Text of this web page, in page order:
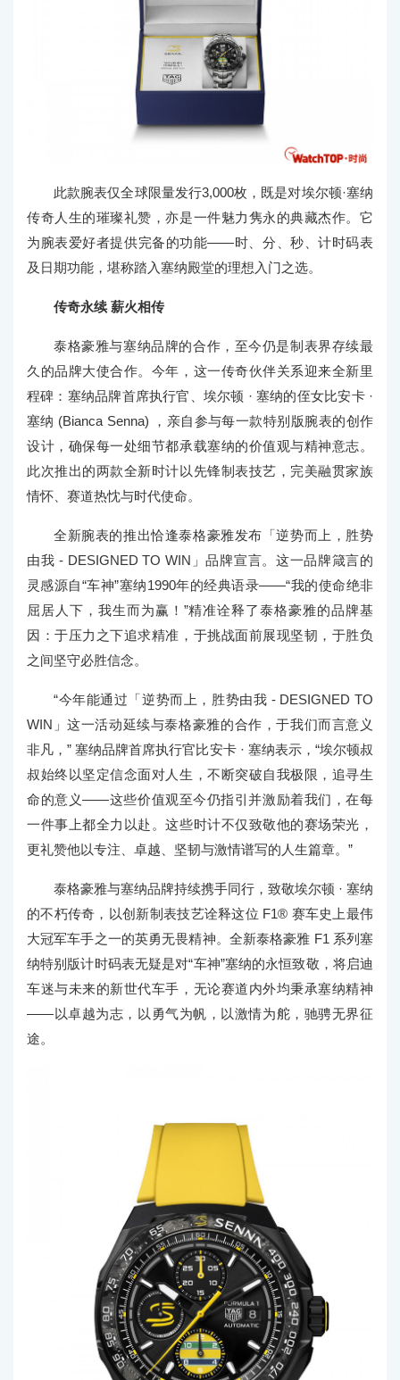
此款腕表仅全球限量发行3,000枚，既是对埃尔顿·塞纳
传奇人生的璀璨礼赞，亦是一件魅力隽永的典藏杰作。它
为腕表爱好者提供完备的功能——时、分、秒、计时码表
及日期功能，堪称踏入塞纳殿堂的理想入门之选。
传奇永续 薪火相传
泰格豪雅与塞纳品牌的合作，至今仍是制表界存续最
久的品牌大使合作。今年，这一传奇伙伴关系迎来全新里
程碑：塞纳品牌首席执行官、埃尔顿 · 塞纳的侄女比安卡 ·
塞纳 (Bianca Senna) ，亲自参与每一款特别版腕表的创作
设计，确保每一处细节都承载塞纳的价值观与精神意志。
此次推出的两款全新时计以先锋制表技艺，完美融贯家族
情怀、赛道热忱与时代使命。
全新腕表的推出恰逢泰格豪雅发布「逆势而上，胜势
由我 - DESIGNED TO WIN」品牌宣言。这一品牌箴言的
灵感源自“车神”塞纳1990年的经典语录——“我的使命绝非
屈居人下，我生而为赢！”精准诠释了泰格豪雅的品牌基
因：于压力之下追求精准，于挑战面前展现坚韧，于胜负
之间坚守必胜信念。
“今年能通过「逆势而上，胜势由我 - DESIGNED TO
WIN」这一活动延续与泰格豪雅的合作，于我们而言意义
非凡，” 塞纳品牌首席执行官比安卡 · 塞纳表示，“埃尔顿叔
叔始终以坚定信念面对人生，不断突破自我极限，追寻生
命的意义——这些价值观至今仍指引并激励着我们，在每
一件事上都全力以赴。这些时计不仅致敬他的赛场荣光，
更礼赞他以专注、卓越、坚韧与激情谱写的人生篇章。”
泰格豪雅与塞纳品牌持续携手同行，致敬埃尔顿 · 塞纳
的不朽传奇，以创新制表技艺诠释这位 F1® 赛车史上最伟
大冠军车手之一的英勇无畏精神。全新泰格豪雅 F1 系列塞
纳特别版计时码表无疑是对“车神”塞纳的永恒致敬，将启迪
车迷与未来的新世代车手，无论赛道内外均秉承塞纳精神
——以卓越为志，以勇气为帆，以激情为舵，驰骋无界征
途。